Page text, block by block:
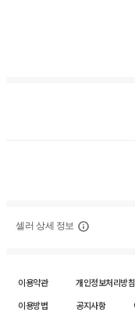
셀러 상세 정보
이용약관 개인정보처리방침
이용방법
공지사항